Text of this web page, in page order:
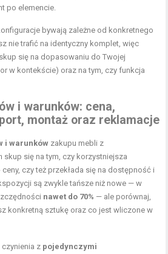
po elemencie.
bywają zależne od konkretnego
nie trafić na identyczny komplet, więc
się na dopasowaniu do Twojej
w kontekście) oraz na tym, czy funkcja
i warunków: cena,
montaż oraz reklamacje
i warunków zakupu mebli z
się na tym, czy korzystniejsza
czy też przekłada się na dostępność i
są zwykle tańsze niż nowe — w
nawet do 70% — ale porównaj,
konkretną sztukę oraz co jest wliczone w
z pojedynczymi